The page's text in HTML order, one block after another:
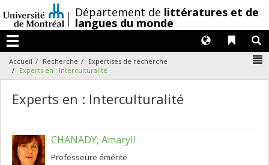
au
contenu
/Département de littératures et de
langues du monde
Menu
Liens
Langues
Accueil Recherche
Expertises de recherche
Experts en : Interculturalité
Experts en : Interculturalité
CHANADY, Amaryll
Professeure émérite